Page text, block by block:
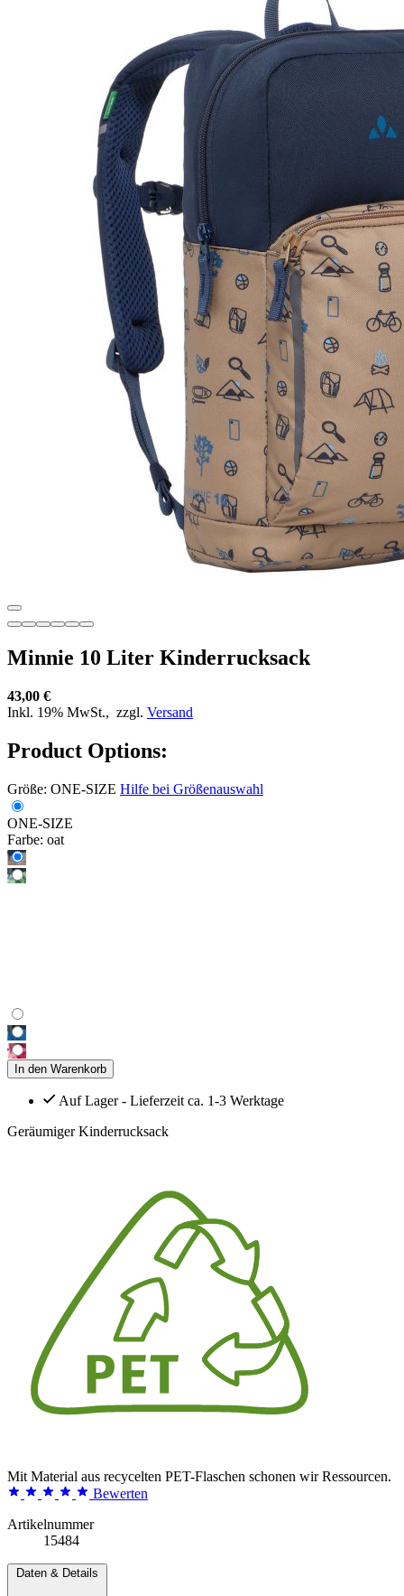
Minnie 10 Liter Kinderrucksack
43,00 €
Inkl. 19% MwSt., zzgl. Versand
Product Options:
Größe: ONE-SIZE Hilfe bei Größenauswahl
ONE-SIZE
Farbe: oat
In den Warenkorb
Auf Lager - Lieferzeit ca. 1-3 Werktage
Geräumiger Kinderrucksack
Mit Material aus recycelten PET-Flaschen schonen wir Ressourcen.
Bewerten
Artikelnummer
15484
Daten & Details